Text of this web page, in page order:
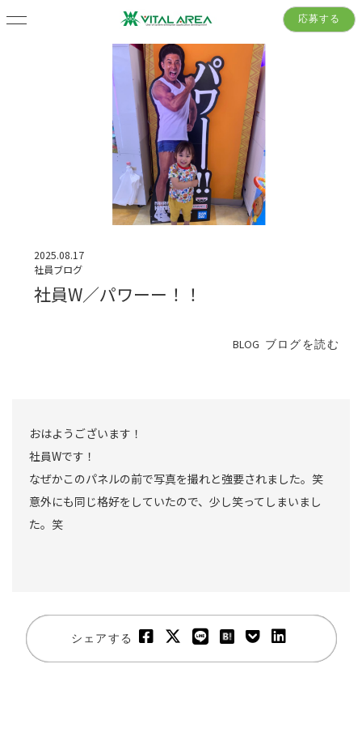
応募する
2025.08.17
社員ブログ
社員W／パワーー！！
BLOG ブログを読む
おはようございます！
社員Wです！
なぜかこのパネルの前で写真を撮れと強要されました。笑
意外にも同じ格好をしていたので、少し笑ってしまいまし
た。笑
シェアする